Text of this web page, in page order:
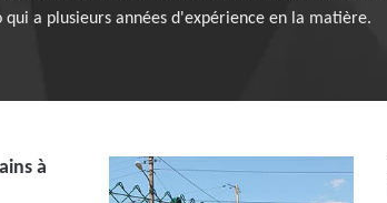
qui a plusieurs années d'expérience en la matière.
à